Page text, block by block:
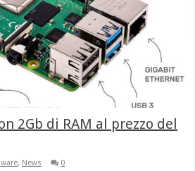
2Gb di RAM al prezzo del
, News 0